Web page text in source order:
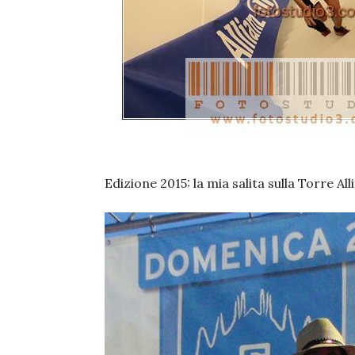
Edizione 2015: la mia salita sulla Torre